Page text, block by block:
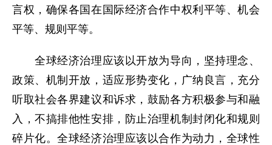
言权，确保各国在国际经济合作中权利平等、机会
平等、规则平等。
全球经济治理应该以开放为导向，坚持理念、
政策、机制开放，适应形势变化，广纳良言，充分
听取社会各界建议和诉求，鼓励各方积极参与和融
入，不搞排他性安排，防止治理机制封闭化和规则
碎片化。全球经济治理应该以合作为动力，全球性